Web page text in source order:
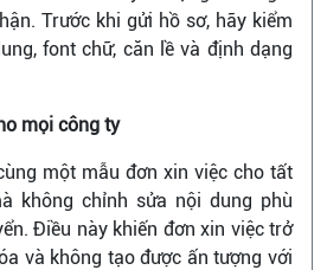
Trước khi gửi hồ sơ, hãy kiểm
font chữ, căn lề và định dạng
mọi công ty
một mẫu đơn xin việc cho tất
không chỉnh sửa nội dung phù
Điều này khiến đơn xin việc trở
và không tạo được ấn tượng với